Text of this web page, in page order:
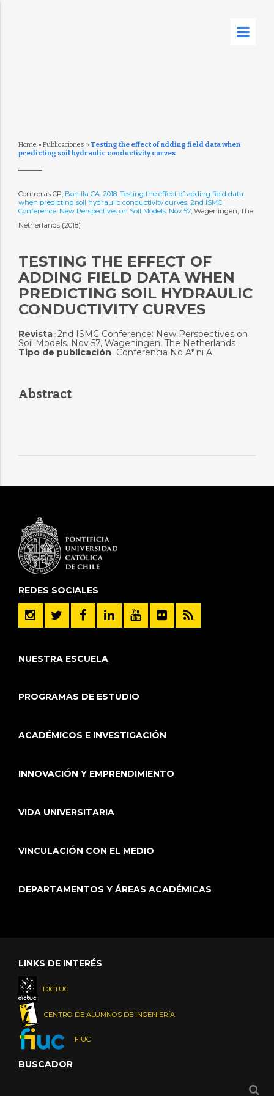
Home » Publicaciones » Testing the effect of adding field data when
predicting soil hydraulic conductivity curves
Contreras CP, Bonilla CA. 2018. Testing the effect of adding field data
when predicting soil hydraulic conductivity curves. 2nd ISMC
Conference: New Perspectives on Soil Models. Nov 57, Wageningen, The
Netherlands (2018)
TESTING THE EFFECT OF
ADDING FIELD DATA WHEN
PREDICTING SOIL HYDRAULIC
CONDUCTIVITY CURVES
Revista: 2nd ISMC Conference: New Perspectives on
Soil Models. Nov 57, Wageningen, The Netherlands
Tipo de publicación : Conferencia No A* ni A
Abstract
REDES SOCIALES
NUESTRA ESCUELA
PROGRAMAS DE ESTUDIO
ACADÉMICOS E INVESTIGACIÓN
INNOVACIÓN Y EMPRENDIMIENTO
VIDA UNIVERSITARIA
VINCULACIÓN CON EL MEDIO
DEPARTAMENTOS Y ÁREAS ACADÉMICAS
LINKS DE INTERÉS
DICTUC
CENTRO DE ALUMNOS DE INGENIERÍA
FIUC
BUSCADOR